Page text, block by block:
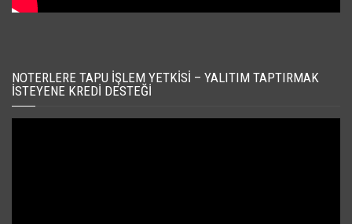
NOTERLERE TAPU İŞLEM YETKISI – YALITIM TAPTIRMAK
İSTEYENE KREDI DESTEĞI